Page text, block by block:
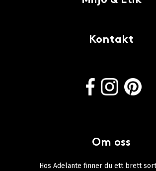
Kontakt
Om oss
Hos Adelante finner du ett brett